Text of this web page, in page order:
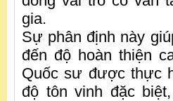
gia.
Sự phân định này
đến độ hoàn thiện
Quốc sư được thực
độ tôn vinh đặc